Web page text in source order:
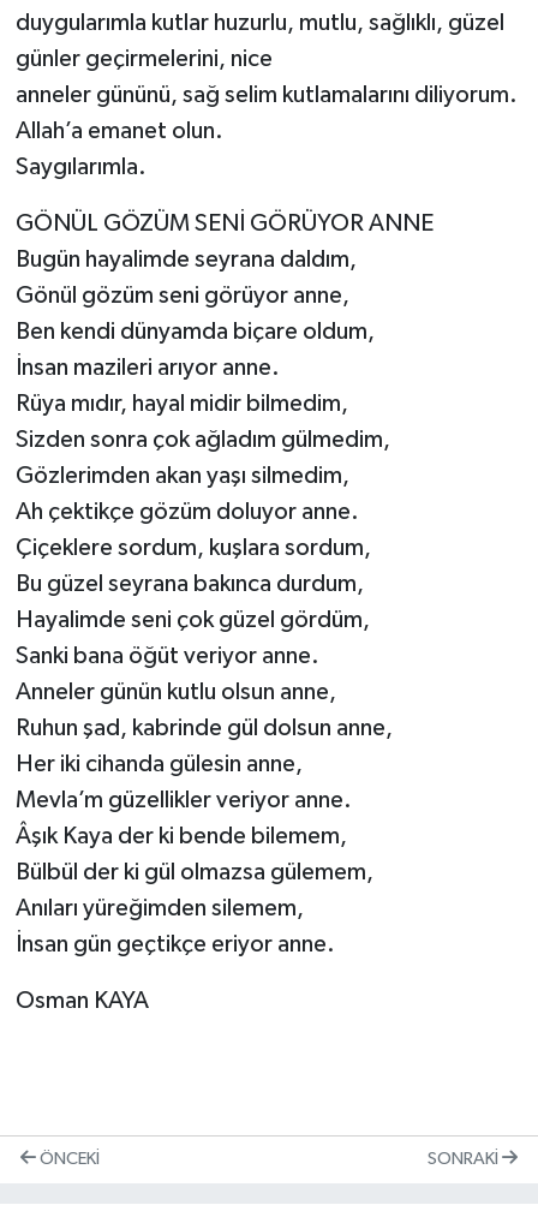
duygularımla kutlar huzurlu, mutlu, sağlıklı, güzel
günler geçirmelerini, nice
anneler gününü, sağ selim kutlamalarını diliyorum.
Allah’a emanet olun.
Saygılarımla.
GÖNÜL GÖZÜM SENİ GÖRÜYOR ANNE
Bugün hayalimde seyrana daldım,
Gönül gözüm seni görüyor anne,
Ben kendi dünyamda biçare oldum,
İnsan mazileri arıyor anne.
Rüya mıdır, hayal midir bilmedim,
Sizden sonra çok ağladım gülmedim,
Gözlerimden akan yaşı silmedim,
Ah çektikçe gözüm doluyor anne.
Çiçeklere sordum, kuşlara sordum,
Bu güzel seyrana bakınca durdum,
Hayalimde seni çok güzel gördüm,
Sanki bana öğüt veriyor anne.
Anneler günün kutlu olsun anne,
Ruhun şad, kabrinde gül dolsun anne,
Her iki cihanda gülesin anne,
Mevla’m güzellikler veriyor anne.
Âşık Kaya der ki bende bilemem,
Bülbül der ki gül olmazsa gülemem,
Anıları yüreğimden silemem,
İnsan gün geçtikçe eriyor anne.
Osman KAYA
ÖNCEKI SONRAKI